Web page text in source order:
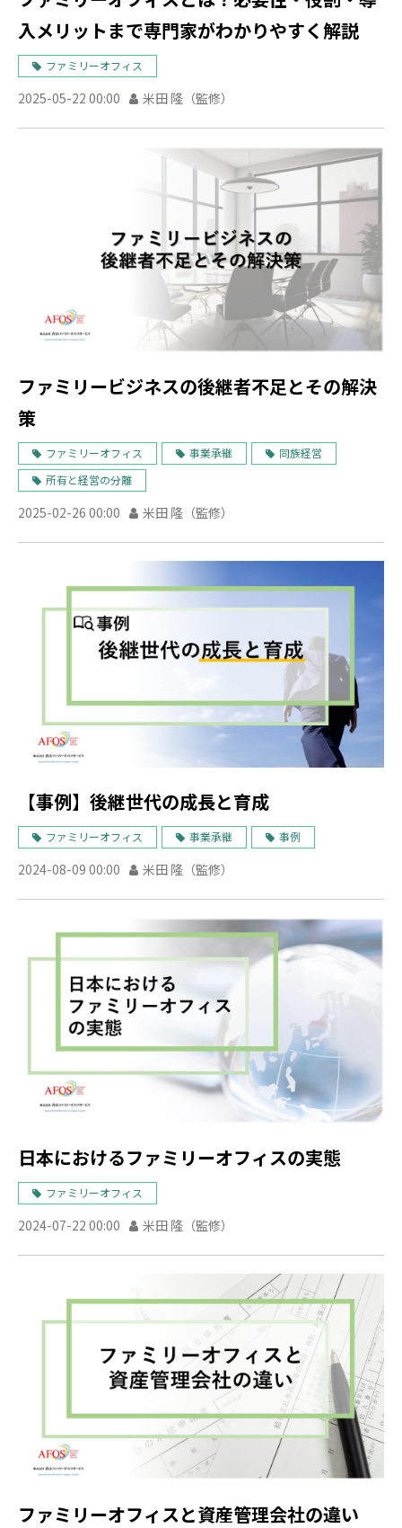
入メリットまで専門家がわかりやすく解説
ファミリーオフィス
2025-05-22 00:00 米田 隆（監修）
ファミリービジネスの後継者不足とその解決
策
ファミリーオフィス 事業承継
同族経営
所有と経営の分離
2025-02-26 00:00 米田 隆（監修）
【事例】後継世代の成長と育成
ファミリーオフィス 事業承継 事例
2024-08-09 00:00 米田 隆（監修）
日本におけるファミリーオフィスの実態
ファミリーオフィス
2024-07-22 00:00 米田 隆（監修）
ファミリーオフィスと資産管理会社の違い